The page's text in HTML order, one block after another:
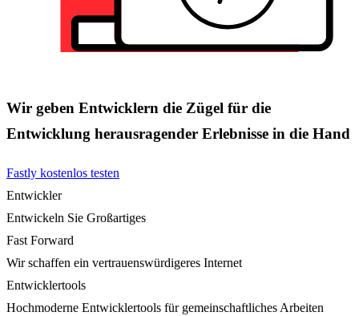
Wir geben Entwicklern die Zügel für die
Entwicklung herausragender Erlebnisse in die Hand
Fastly kostenlos testen
Entwickler
Entwickeln Sie Großartiges
Fast Forward
Wir schaffen ein vertrauenswürdigeres Internet
Entwicklertools
Hochmoderne Entwicklertools für gemeinschaftliches Arbeiten